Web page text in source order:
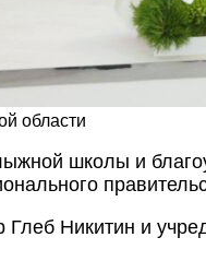
области
школы и
Глеб Никитин и